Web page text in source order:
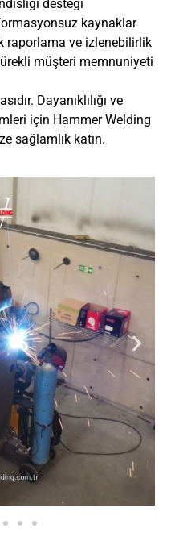
desteği
kaynaklar
raporlama ve izlenebilirlik
müşteri memnuniyeti
Dayanıklılığı ve
için Hammer Welding
sağlamlık katın.